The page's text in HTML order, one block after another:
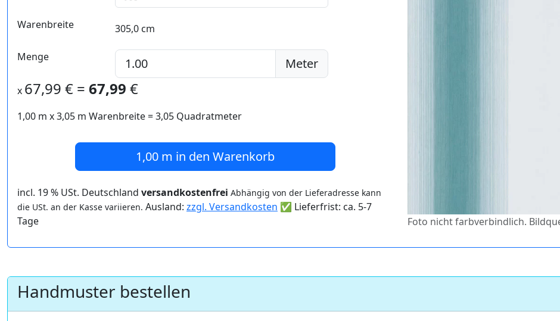
Warenbreite 305,0 cm
Menge Meter
x 67,99 € = 67,99 €
1,00 m x3,05 m Warenbreite =3,05 Quadratmeter
1,00 m in den Warenkorb
incl. 19 % USt. Deutschland versandkostenfrei Abhängig von der Lieferadresse kann
die USt. an der Kasse variieren. Ausland: zzgl. Versandkosten ✅ Lieferfrist: ca. 5-7
Tage
Foto nicht farbverbindlich.
Handmuster bestellen